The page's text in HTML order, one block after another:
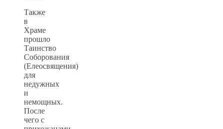
Также
в
Храме
прошло
Таинство
Соборования
(Елеосвящения)
для
недужных
и
немощных.
После
чего с